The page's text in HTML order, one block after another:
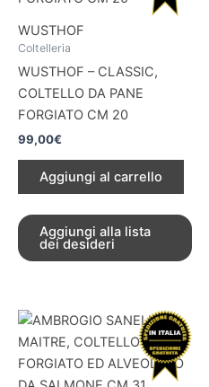
WUSTHOF
Coltelleria
WUSTHOF – CLASSIC,
COLTELLO DA PANE
FORGIATO CM 20
99,00€
Aggiungi al carrello
Aggiungi alla lista
dei desideri